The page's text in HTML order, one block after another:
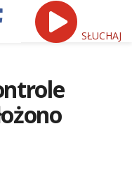
SŁUCHAJ